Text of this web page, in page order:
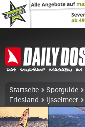
Startseite Spotguide
Friesland
Ijsselmeer